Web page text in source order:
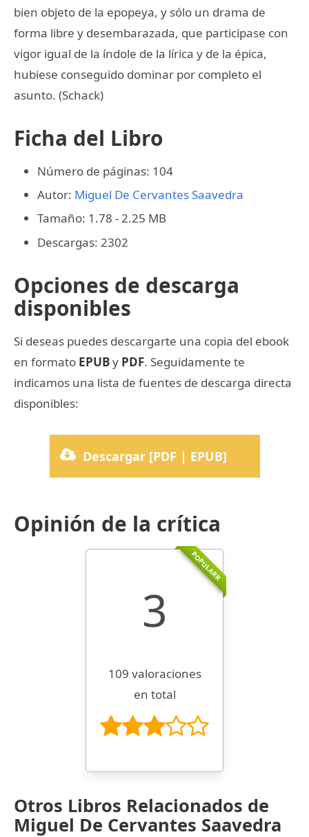
bien objeto de la epopeya, y sólo un drama de
forma libre y desembarazada, que participase con
vigor igual de la índole de la lírica y de la épica,
hubiese conseguido dominar por completo el
asunto. (Schack)
Ficha del Libro
Número de páginas: 104
Autor: Miguel De Cervantes Saavedra
Tamaño: 1.78 - 2.25 MB
Descargas: 2302
Opciones de descarga
disponibles
Si deseas puedes descargarte una copia del ebook
en formato EPUBy PDF. Seguidamente te
indicamos una lista de fuentes de descarga directa
disponibles:
Descargar [PDF | EPUB]
Opinión de la crítica
POPULARR
3
109 valoraciones
en total
Otros Libros Relacionados de
Miguel De Cervantes Saavedra